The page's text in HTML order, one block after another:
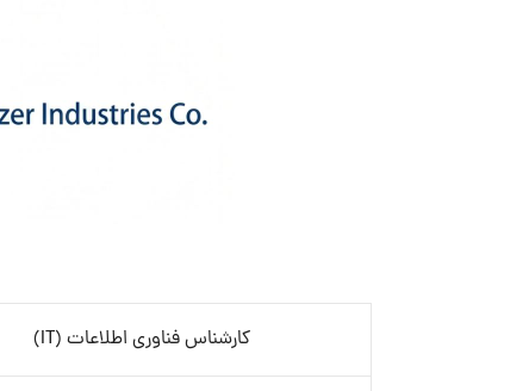
کارشناس فناوری اطلاعات (IT)